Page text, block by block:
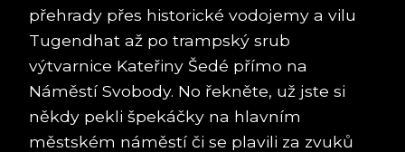
přehrady přes historické vodojemy a vilu
Tugendhat až po trampský srub
výtvarnice Kateřiny Šedé přímo na
Náměstí Svobody. No řekněte, už jste si
někdy pekli špekáčky na hlavním
městském náměstí či se plavili za zvuků